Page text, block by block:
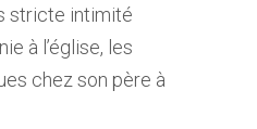
stricte intimité
à l’église, les
chez son père à